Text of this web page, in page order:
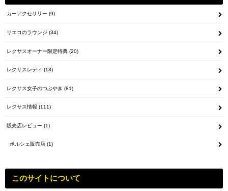
カーアクセサリー(9)
リエコのラウンジ(34)
レクサスオーナー限定特典(20)
レクサスレディ(13)
レクサス女子のつぶやき(81)
レクサス情報(111)
販売店レビュー(1)
ポルシェ販売店 (1)
このサイトについて